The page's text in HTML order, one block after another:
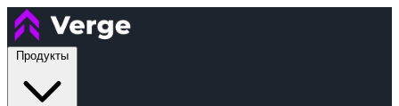
Продукты